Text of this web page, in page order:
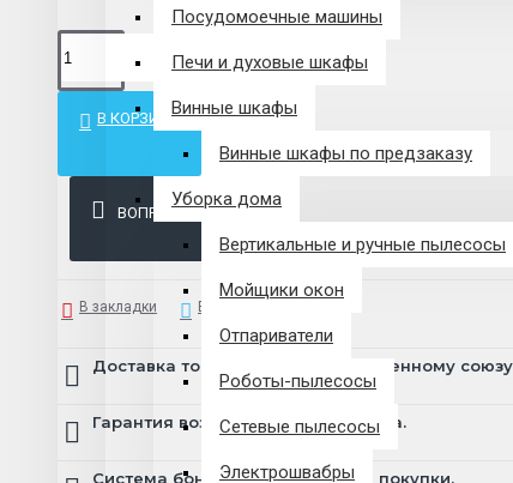
Посудомоечные машины
Печи и духовые шкафы
Винные шкафы
Винные шкафы по предзаказу
Уборка дома
Вертикальные и ручные пылесосы
Мойщики окон
Отпариватели
Роботы-пылесосы
Сетевые пылесосы
Электрошвабры
В КОРЗИНУ
ВОПРОС
В закладки В сравнение
Доставка товара по всему Таможенному
Гарантия возврата и обмена брака.
Система бонусов и подарков за покупки.